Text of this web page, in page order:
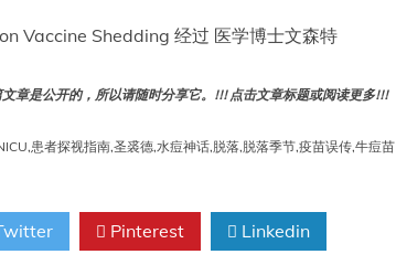
Vaccine Shedding 经过 医学博士文森特
章是公开的，所以请随时分享它。!!! 点击文章标题或阅读更多!!!
,患者探视指南,圣裘德,水痘神话,脱落,脱落季节,疫苗误传,牛痘苗
Pinterest Linkedin